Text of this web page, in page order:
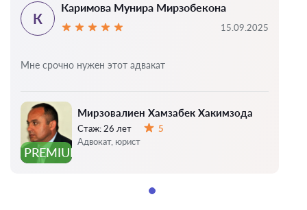
PREMIUM
Мирзовалиен Хамзабек Хакимзода
Стаж: 26 лет
5
Адвокат, юрист
К
Каримова Мунира Мирзобекона
15.09.2025
Мне срочно нужен этот адвакат